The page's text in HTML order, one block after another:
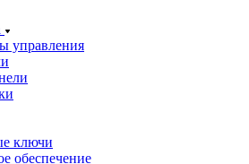
управления
ключи
обеспечение